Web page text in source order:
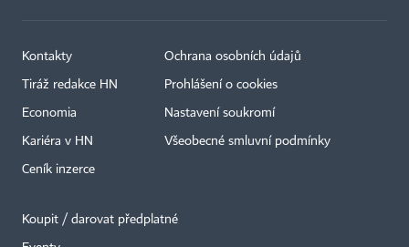
Kontakty
Tiráž redakce HN
Economia
Kariéra v HN
Ceník inzerce
Ochrana osobních údajů
Prohlášení o cookies
Nastavení soukromí
Všeobecné smluvní podmínky
Koupit / darovat předplatné